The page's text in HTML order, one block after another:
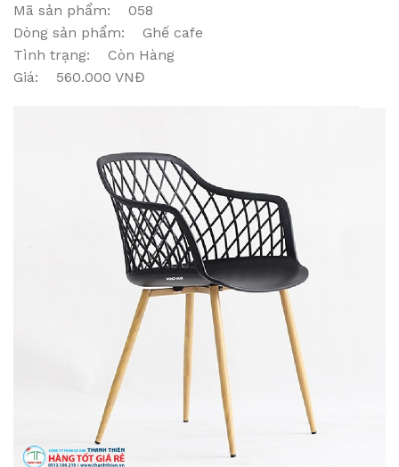
Mã sản phẩm: 058
Dòng sản phẩm: Ghế cafe
Tình trạng: Còn Hàng
Giá: 560.000 VNĐ